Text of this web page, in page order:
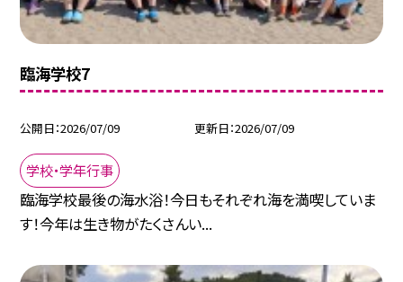
臨海学校7
公開日 2026/07/09 更新日 2026/07/09
学校・学年行事
臨海学校最後の海水浴！今日もそれぞれ海を満喫していま
す！今年は生き物がたくさんい...